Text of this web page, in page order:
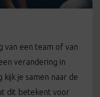
van een team of van
verandering in
je samen naar de
dit betekent voor